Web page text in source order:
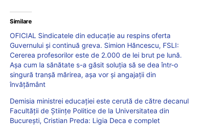
Similare
OFICIAL Sindicatele din educație au respins oferta
Guvernului și continuă greva. Simion Hăncescu, FSLI:
Cererea profesorilor este de 2.000 de lei brut pe lună.
Așa cum la sănătate s-a găsit soluția să se dea într-o
singură tranșă mărirea, așa vor și angajații din
învățământ
Demisia ministrei educației este cerută de către decanul
Facultății de Științe Politice de la Universitatea din
București, Cristian Preda: Ligia Deca e complet